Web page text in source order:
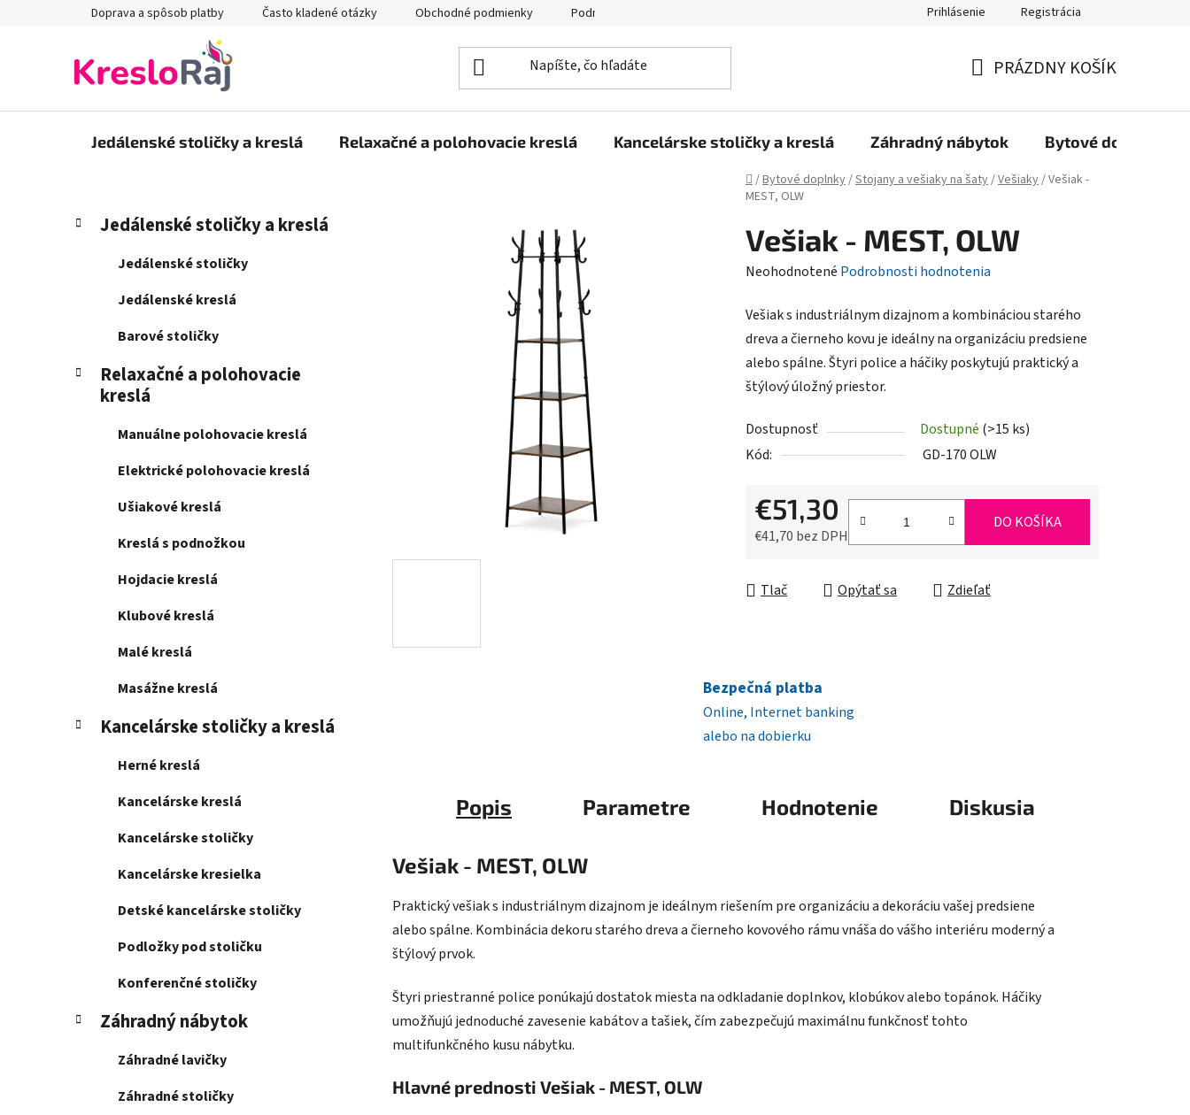
Doprava a spôsob platby Často kladené otázky Obchodné podmienky Podmienky ochrany osobných údajov Reklamačný poriadok, Záručné podmienky Reklamačný formulár
Prihlásenie Registrácia
KOŠÍK
PRÁZDNY KOŠÍK
Jedálenské stoličky a kreslá Relaxačné a polohovacie kreslá Kancelárske stoličky a kreslá Záhradný nábytok Bytové doplnky
Domov
/Bytové doplnky/Stojany a vešiaky na šaty/Vešiaky/Vešiak -
MEST, OLW
B
n
Preskočiť
kategórie
K
a
e
Jedálenské stoličky a kreslá
Jedálenské stoličky
Jedálenské kreslá
Barové stoličky
Relaxačné a polohovacie
kreslá
Manuálne polohovacie kreslá
Elektrické polohovacie kreslá
Ušiakové kreslá
Kreslá s podnožkou
Hojdacie kreslá
Klubové kreslá
Malé kreslá
Masážne kreslá
Kancelárske stoličky a kreslá
Herné kreslá
Kancelárske kreslá
Kancelárske stoličky
Kancelárske kresielka
Detské kancelárske stoličky
Podložky pod stoličku
Konferenčné stoličky
Záhradný nábytok
Záhradné lavičky
Záhradné stoličky
Vešiak - MEST, OLW
Priemerné
produktu
je
0,0
z
hviezdičiek.
Neohodnotené Podrobnosti hodnotenia
Vešiak s industriálnym dizajnom a kombináciou starého
dreva a čierneho kovu je ideálny na organizáciu predsiene
alebo spálne. Štyri police a háčiky poskytujú praktický a
štýlový úložný priestor.
Dostupnosť Dostupné (>15 ks)
Kód:
GD-170 OLW
€51,30
€41,70 bez DPH
DO KOŠÍKA
Tlač Opýtať sa Zdieľať
Bezpečná platba
Online, Internet banking
alebo na dobierku
Popis Parametre Hodnotenie Diskusia
Vešiak - MEST, OLW
Praktický vešiak s industriálnym dizajnom je ideálnym riešením pre organizáciu a dekoráciu vašej predsiene
alebo spálne. Kombinácia dekoru starého dreva a čierneho kovového rámu vnáša do vášho interiéru moderný a
štýlový prvok.
Štyri priestranné police ponúkajú dostatok miesta na odkladanie doplnkov, klobúkov alebo topánok. Háčiky
umožňujú jednoduché zavesenie kabátov a tašiek, čím zabezpečujú maximálnu funkčnosť tohto
multifunkčného kusu nábytku.
Hlavné prednosti Vešiak - MEST, OLW